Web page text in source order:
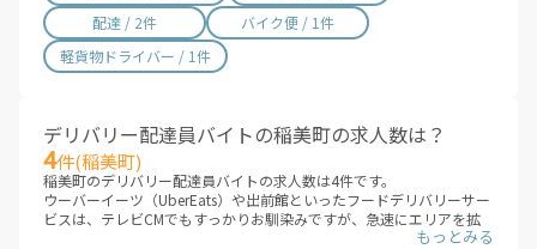
配達 / 2件
バイク便 / 1件
軽貨物ドライバー / 1件
デリバリー配達員バイトの稲美町の求人数は？
4件(稲美町)
稲美町のデリバリー配達員バイトの求人数は4件です。
ウーバーイーツ（UberEats）や出前館といったフードデリバリーサー
ビスは、テレビCMでもすっかりお馴染みですが、急速にエリアを拡
大しています。これまでサービスが提供されていないエリアも、次々